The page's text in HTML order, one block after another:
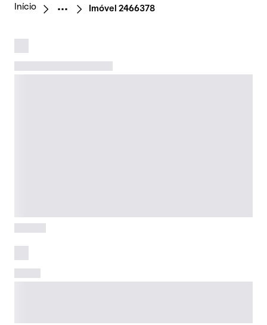
Início Imóvel 2466378